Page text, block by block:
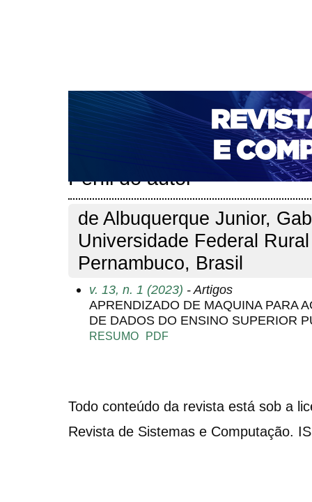
CAPA SOBRE ACESSO CADASTRO
NOTÍCIAS
PORTAL DE REVISTAS DA UNIFACS
PARA AVALIADORES
NOVA SUBMISSÃO
Perfil do autor
de Albuquerque Junior,
Universidade Federal
Pernambuco, Brasil
v. 13, n. 1 (2023) - Artigos
APRENDIZADO DE MAQUINA PARA
DE DADOS DO ENSINO SUPERIOR
RESUMO PDF
Todo conteúdo da revista está sob a
Revista de Sistemas e Computação.